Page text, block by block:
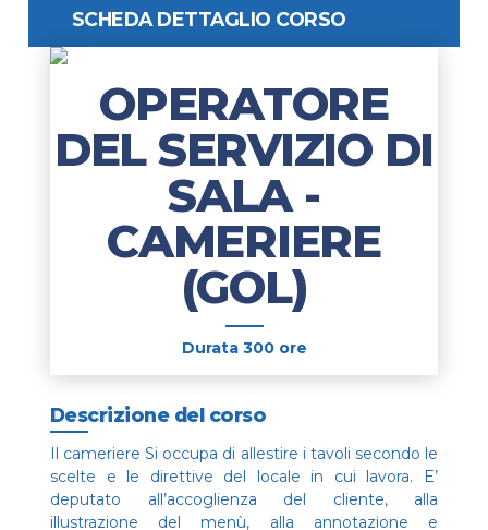
SCHEDA DETTAGLIO CORSO
OPERATORE
DEL SERVIZIO DI
SALA -
CAMERIERE
(GOL)
Durata 300 ore
Descrizione del corso
Il cameriere Si occupa di allestire i tavoli secondo le
scelte e le direttive del locale in cui lavora. E’
deputato all’accoglienza del cliente, alla
illustrazione del menù, alla annotazione e